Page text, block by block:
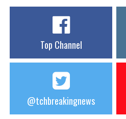
Top Channel
@tchbreakingnews